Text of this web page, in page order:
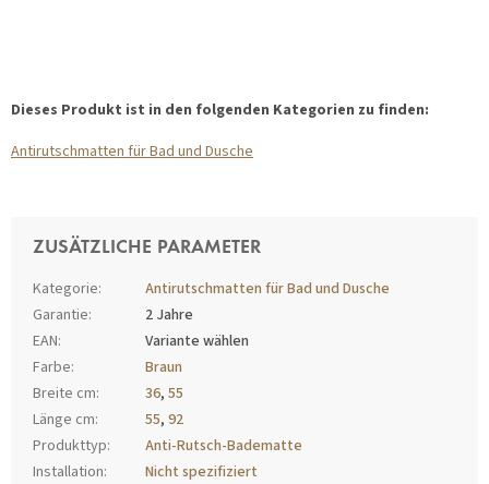
Dieses Produkt ist in den folgenden Kategorien zu finden:
Antirutschmatten für Bad und Dusche
ZUSÄTZLICHE PARAMETER
Kategorie:
Antirutschmatten für Bad und Dusche
Garantie:
2 Jahre
EAN:
Variante wählen
Farbe:
Braun
Breite cm: 36, 55
Länge cm: 55, 92
Produkttyp:
Anti-Rutsch-Badematte
Installation:
Nicht spezifiziert